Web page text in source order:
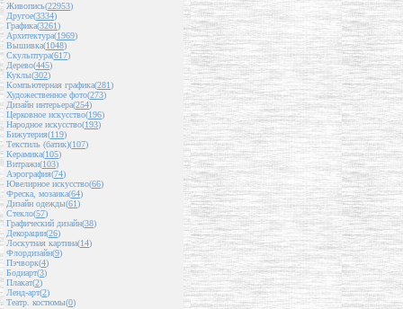
Живопись(22953)
Другое(3334)
Графика(3261)
Архитектура(1969)
Вышивка(1048)
Скульптура(617)
Дерево(445)
Куклы(302)
Компьютерная графика(281)
Художественное фото(273)
Дизайн интерьера(254)
Церковное искусство(196)
Народное искусство(193)
Бижутерия(119)
Текстиль (батик)(107)
Керамика(105)
Витражи(103)
Аэрография(74)
Ювелирное искусство(66)
Фреска, мозаика(64)
Дизайн одежды(61)
Стекло(57)
Графический дизайн(38)
Декорации(26)
Лоскутная картина(14)
Флордизайн(9)
Пэчворк(4)
Бодиарт(3)
Плакат(2)
Ленд-арт(2)
Театр. костюмы(0)